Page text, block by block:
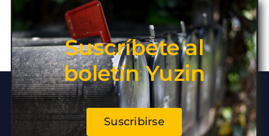
Suscríbete al
boletín Yuzin
Suscribirse